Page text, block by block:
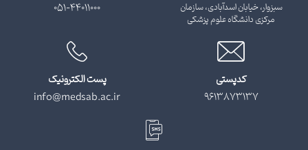
سبزوار، خیابان اسدآبادی، سازمان
مرکزی دانشگاه علوم پزشکی
051-44011000
کدپستی
9613873137
پست الکترونیک
info@medsab.ac.ir